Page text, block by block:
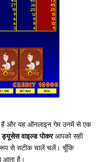
हैं और यह ऑनलाइन गेम उनमें से एक
ड्यूसेस वाइल्ड पोकरआपको सही
रूप से सटीक चालें चलें। चूँकि
आता है।